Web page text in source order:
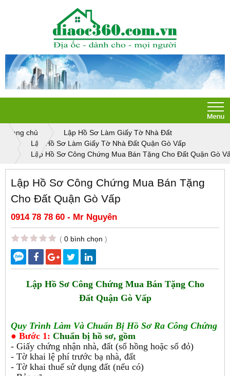
Trang chủ
Lập Hồ Sơ Làm Giấy Tờ Nhà Đất
Lập Hồ Sơ Làm Giấy Tờ Nhà Đất Quận Gò Vấp
Lập Hồ Sơ Công Chứng Mua Bán Tặng Cho Đất Quận Gò
Lập Hồ Sơ Công Chứng Mua Bán Tặng
Cho Đất Quận Gò Vấp
0914 78 78 60 - Mr Nguyên
( 0 bình chọn )
Lập Hồ Sơ Công Chứng Mua Bán Tặng Cho
Đất Quận Gò Vấp
Quy Trình Làm Và Chuẩn Bị Hồ Sơ Ra Công Chứng
● Bước 1: Chuẩn bị hồ sơ, gồm
- Giấy chứng nhận nhà, đất (sổ hồng hoặc sổ đỏ)
- Tờ khai lệ phí trước bạ nhà, đất
- Tờ khai thuế sử dụng đất (nếu có)